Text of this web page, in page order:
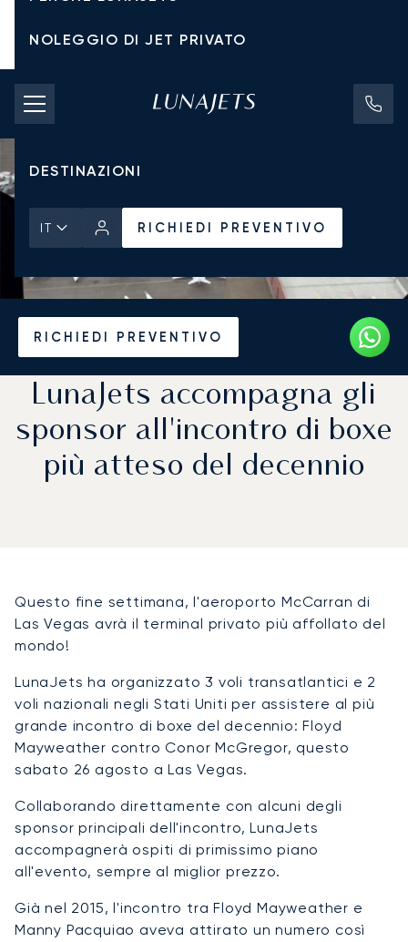
NOLEGGIO DI JET PRIVATO
TARIFFE DI NOLEGGIO
JET PRIVATI
DESTINAZIONI
IT RICHIEDI PREVENTIVO
RICHIEDI PREVENTIVO
LunaJets accompagna gli
sponsor all'incontro di boxe
più atteso del decennio
Questo fine settimana, l'aeroporto McCarran di
Las Vegas avrà il terminal privato più affollato del
mondo!
LunaJets ha organizzato 3 voli transatlantici e 2
voli nazionali negli Stati Uniti per assistere al più
grande incontro di boxe del decennio: Floyd
Mayweather contro Conor McGregor, questo
sabato 26 agosto a Las Vegas.
Collaborando direttamente con alcuni degli
sponsor principali dell'incontro, LunaJets
accompagnerà ospiti di primissimo piano
all'evento, sempre al miglior prezzo.
Già nel 2015, l'incontro tra Floyd Mayweather e
Manny Pacquiao aveva attirato un numero così